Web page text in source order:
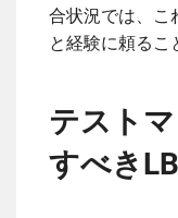
合状況では、こ
と経験に頼るこ
テスト
すべき